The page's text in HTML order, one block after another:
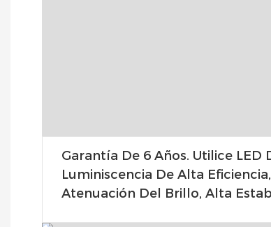
Garantía De 6 Años. Utilice LED
Luminiscencia De Alta
Atenuación Del Brillo, Alta